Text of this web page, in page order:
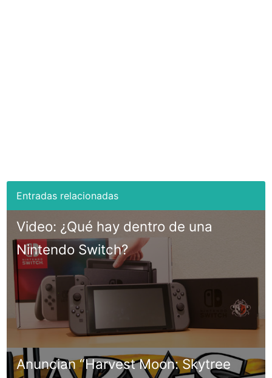
Video: ¿Qué hay dentro de una
Nintendo Switch?
Anuncian “Harvest Moon: Skytree